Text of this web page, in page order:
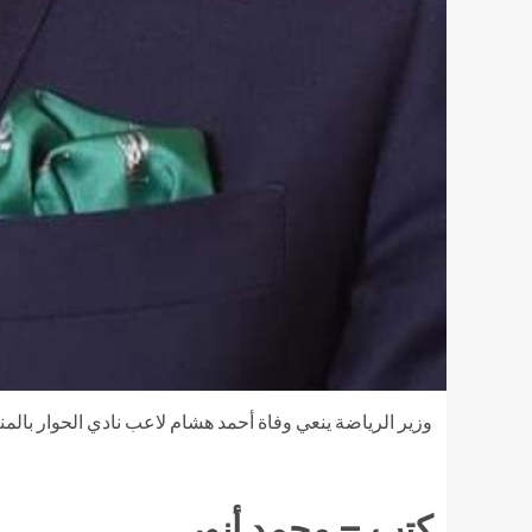
وزير الرياضة ينعي وفاة أحمد هشام لاعب نادي الحوار